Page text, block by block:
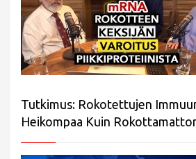
Tutkimus: Rokotettujen
Heikompaa Kuin